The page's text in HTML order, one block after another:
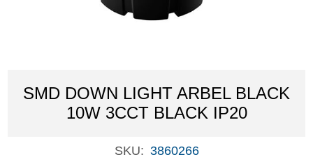
SMD DOWN LIGHT ARBEL BLACK
10W 3CCT BLACK IP20
SKU: 3860266